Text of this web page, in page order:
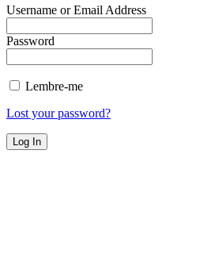
Username or Email Address
Password
Lembre-me
Lost your password?